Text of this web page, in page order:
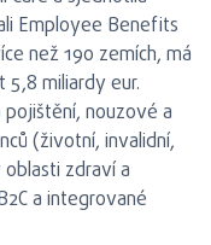
Employee Benefits
než 190 zemích, má
5,8 miliardy eur.
nouzové a
(životní, invalidní,
zdraví a
a integrované